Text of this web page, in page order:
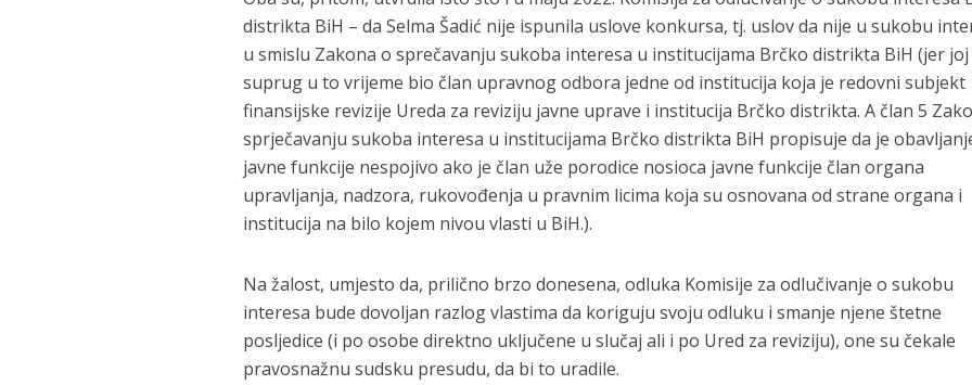
distrikta BiH – da Selma Šadić nije ispunila uslove konkursa, tj. uslov da nije u sukobu
u smislu Zakona o sprečavanju sukoba interesa u institucijama Brčko distrikta BiH (jer joj
suprug u to vrijeme bio član upravnog odbora jedne od institucija koja je redovni subjekt
finansijske revizije Ureda za reviziju javne uprave i institucija Brčko distrikta. A član 5
sprječavanju sukoba interesa u institucijama Brčko distrikta BiH propisuje da je
javne funkcije nespojivo ako je član uže porodice nosioca javne funkcije član organa
upravljanja, nadzora, rukovođenja u pravnim licima koja su osnovana od strane organa i
institucija na bilo kojem nivou vlasti u BiH.).
Na žalost, umjesto da, prilično brzo donesena, odluka Komisije za odlučivanje o sukobu
interesa bude dovoljan razlog vlastima da koriguju svoju odluku i smanje njene štetne
posljedice (i po osobe direktno uključene u slučaj ali i po Ured za reviziju), one su čekale
pravosnažnu sudsku presudu, da bi to uradile.